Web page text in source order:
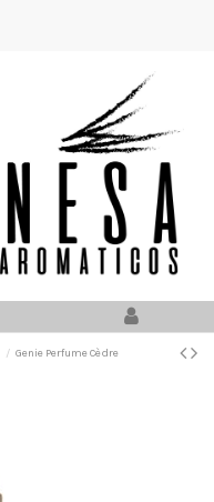
Genie Perfume Cèdre